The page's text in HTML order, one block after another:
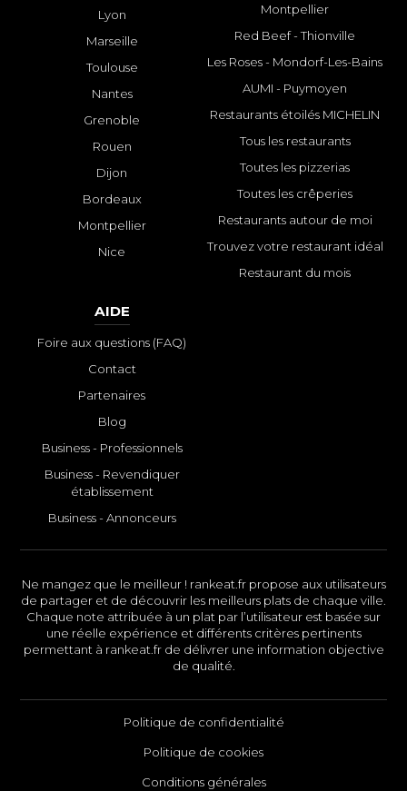
Lyon
Marseille
Toulouse
Nantes
Grenoble
Rouen
Dijon
Bordeaux
Montpellier
Nice
Montpellier
Red Beef - Thionville
Les Roses - Mondorf-Les-Bains
AUMI - Puymoyen
Restaurants étoilés MICHELIN
Tous les restaurants
Toutes les pizzerias
Toutes les crêperies
Restaurants autour de moi
Trouvez votre restaurant idéal
Restaurant du mois
AIDE
Foire aux questions (FAQ)
Contact
Partenaires
Blog
Business - Professionnels
Business - Revendiquer
établissement
Business - Annonceurs
Ne mangez que le meilleur ! rankeat.fr propose aux utilisateurs
de partager et de découvrir les meilleurs plats de chaque ville.
Chaque note attribuée à un plat par l’utilisateur est basée sur
une réelle expérience et différents critères pertinents
permettant à rankeat.fr de délivrer une information objective
de qualité.
Politique de confidentialité
Politique de cookies
Conditions générales